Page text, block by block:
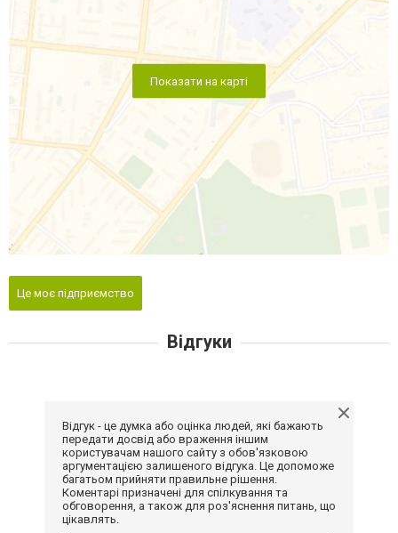
Показати на карті
Це моє підприємство
Відгуки
Відгук - це думка або оцінка людей, які бажають
передати досвід або враження іншим
користувачам нашого сайту з обов'язковою
аргументацією залишеного відгука. Це допоможе
багатьом прийняти правильне рішення.
Коментарі призначені для спілкування та
обговорення, а також для роз'яснення питань, що
цікавлять.